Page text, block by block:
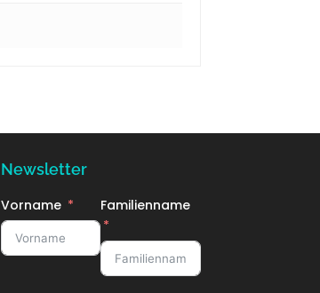
Newsletter
Vorname Familienname